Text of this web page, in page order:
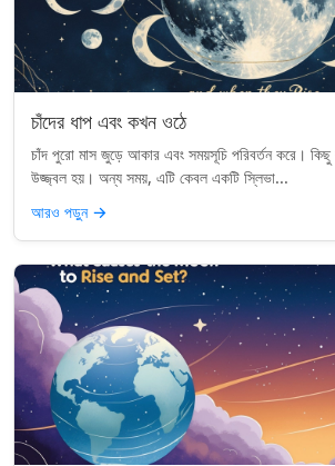
চাঁদের ধাপ এবং কখন ওঠে
চাঁদ পুরো মাস জুড়ে আকার এবং সময়সূচি পরিবর্তন করে। কিছু
উজ্জ্বল হয়। অন্য সময়, এটি কেবল একটি স্লিভা...
আরও পড়ুন →